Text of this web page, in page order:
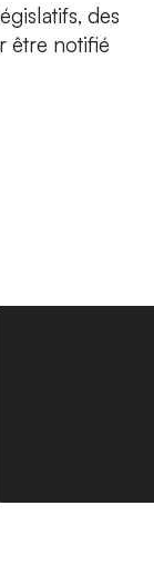
des
être notifié